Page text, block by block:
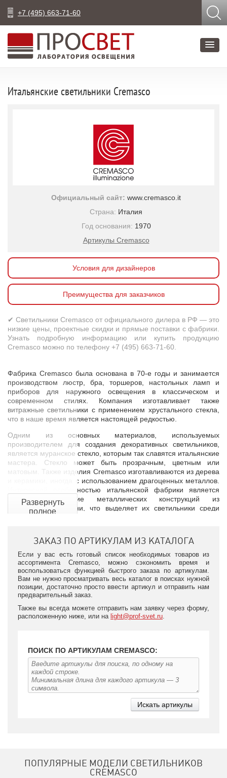
+7 (495) 663-71-60
Итальянские светильники Cremasco
Официальный сайт: www.cremasco.it
Страна: Италия
Год основания: 1970
Артикулы Cremasco
Условия для дизайнеров
Преимущества для заказчиков
✔ Светильники Cremasco от официального дилера в РФ — это
низкие цены, проектные скидки и прямые поставки с фабрики.
Узнать подробную информацию или купить продукцию
Cremasco можно по телефону +7 (495) 663-71-60.
Развернуть
полное
Фабрика Cremasco была основана в 70-е годы и занимается
производством люстр, бра, торшеров, настольных ламп и
приборов для наружного освещения в классическом и
современном стилях. Компания изготавливает также
витражные светильники с применением хрустального стекла,
что в наше время является настоящей редкостью.
Одним из основных материалов, используемых
производителем для создания декоративных светильников,
является муранское стекло, которым так славятся итальянские
мастера. Стекло может быть прозрачным, цветным или
матовым. Также изделия Cremasco изготавливаются из дерева
и керамики, иногда с использованием драгоценных металлов.
Интересной особенностью итальянской фабрики является
частое применение металлических конструкций из
полированной латуни, что выделяет их светильники среди
выпустила новую коллекцию LAGUNA VENETA в морском
стиле.
ЗАКАЗ ПО АРТИКУЛАМ ИЗ КАТАЛОГА
Если у вас есть готовый список необходимых товаров из
ассортимента Cremasco, можно сэкономить время и
воспользоваться функцией быстрого заказа по артикулам.
Вам не нужно просматривать весь каталог в поисках нужной
позиции, достаточно просто ввести артикул и отправить нам
предварительный заказ.
Также вы всегда можете отправить нам заявку через форму,
расположенную ниже, или на light@prof-svet.ru.
ПОИСК ПО АРТИКУЛАМ CREMASCO:
ПОПУЛЯРНЫЕ МОДЕЛИ СВЕТИЛЬНИКОВ
CREMASCO